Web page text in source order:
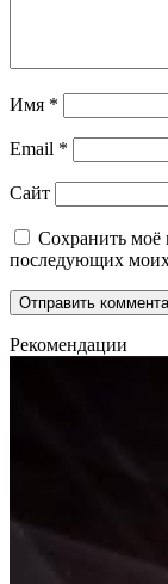
Имя *
Email *
Сайт
Сохранить моё
последующих
Рекомендации